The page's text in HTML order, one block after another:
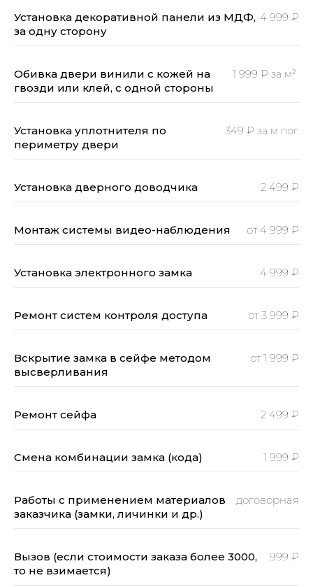
Установка декоративной панели из МДФ,
за одну сторону
4 999 ₽
Обивка двери винили с кожей на
гвозди или клей, с одной стороны
1 999 ₽ за м²
Установка уплотнителя по
периметру двери
349 ₽ за м пог.
Установка дверного доводчика 2 499 ₽
Монтаж системы видео-наблюдения от 4 999 ₽
Установка электронного замка 4 999 ₽
Ремонт систем контроля доступа от 3 999 ₽
Вскрытие замка в сейфе методом
высверливания
от 1 999 ₽
Ремонт сейфа 2 499 ₽
Смена комбинации замка (кода) 1 999 ₽
Работы с применением материалов
заказчика (замки, личинки и др.)
договорная
Вызов (если стоимости заказа более 3000,
то не взимается)
999 ₽